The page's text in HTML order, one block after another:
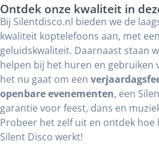
Ontdek onze kwaliteit in
Bij Silentdisco.nl bieden we de
kwaliteit koptelefoons aan, met
geluidskwaliteit. Daarnaast staan
helpen bij het huren en gebruiken
het nu gaat om een
openbare evenementen, een
garantie voor feest, dans en
Probeer het zelf uit en ontdek hoe
Silent Disco werkt!